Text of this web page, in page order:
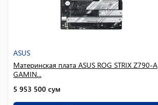
ASUS
Материнская плата ASUS ROG STRIX Z790-A
GAMIN...
5 953 500 сум